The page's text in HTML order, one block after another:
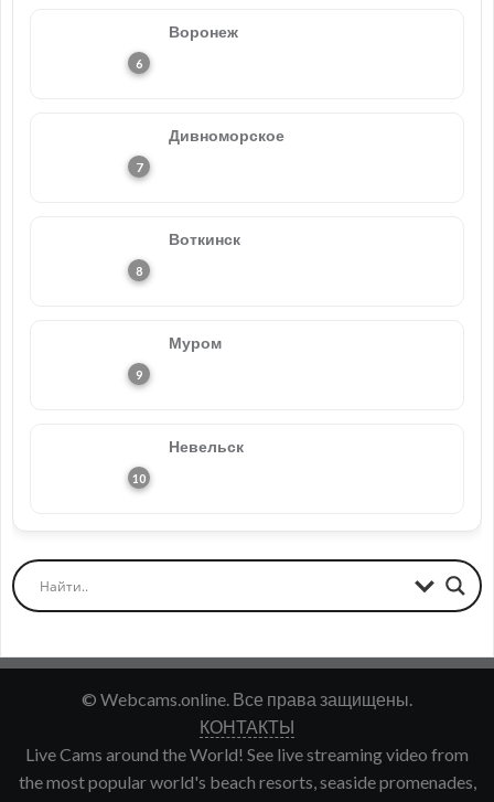
Воронеж
Дивноморское
Воткинск
Муром
Невельск
© Webcams.online. Все права защищены.
КОНТАКТЫ
Live Cams around the World! See live streaming video from
the most popular world's beach resorts, seaside promenades,